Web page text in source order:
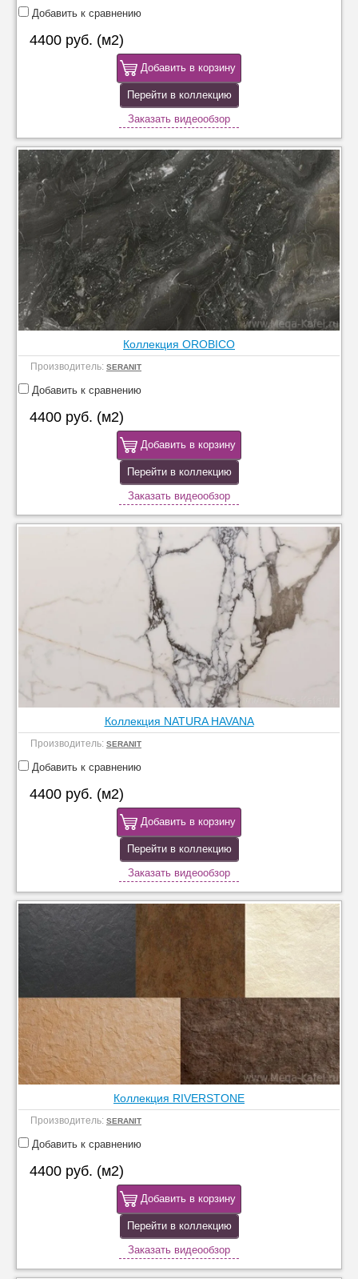
Добавить к сравнению
4400 руб. (м2)
Добавить в корзину
Перейти в коллекцию
Заказать видеообзор
Коллекция OROBICO
Производитель: SERANIT
Добавить к сравнению
4400 руб. (м2)
Добавить в корзину
Перейти в коллекцию
Заказать видеообзор
Коллекция NATURA HAVANA
Производитель: SERANIT
Добавить к сравнению
4400 руб. (м2)
Добавить в корзину
Перейти в коллекцию
Заказать видеообзор
Коллекция RIVERSTONE
Производитель: SERANIT
Добавить к сравнению
4400 руб. (м2)
Добавить в корзину
Перейти в коллекцию
Заказать видеообзор